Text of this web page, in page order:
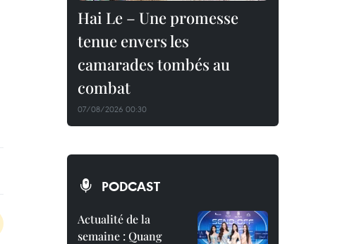
Hai Le – Une promesse
tenue envers les
camarades tombés au
combat
07/08/2026 00:30
PODCAST
Actualité de la
semaine : Quang